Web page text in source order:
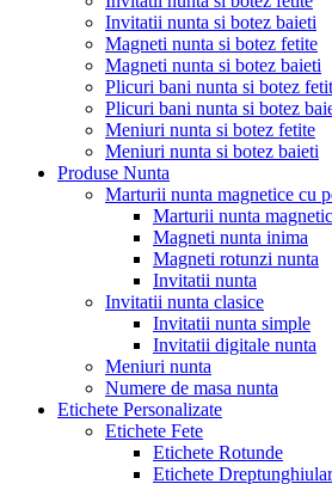
Invitatii nunta si botez baieti
Magneti nunta si botez fetite
Magneti nunta si botez baieti
Plicuri bani nunta si botez
Plicuri bani nunta si botez
Meniuri nunta si botez fetite
Meniuri nunta si botez baieti
Produse Nunta
Marturii nunta magnetice cu
Marturii nunta
Magneti nunta inima
Magneti rotunzi nunta
Invitatii nunta
Invitatii nunta clasice
Invitatii nunta simple
Invitatii digitale nunta
Meniuri nunta
Numere de masa nunta
Etichete Personalizate
Etichete Fete
Etichete Rotunde
Etichete